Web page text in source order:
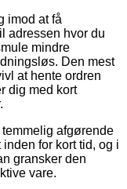
imod at få
adressen hvor du
mindre
Den mest
at hente ordren
dig med kort
afgørende
for kort tid, og i
gransker den
vare.